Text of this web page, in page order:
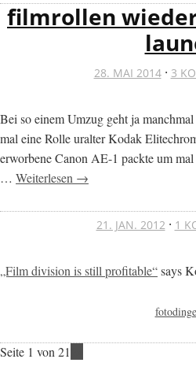
filmrollen
28. MAI 2014· 3
Bei so einem Umzug geht ja
mal eine Rolle uralter Kodak
erworbene Canon AE-1 packte um
… Weiterlesen →
21. JAN. 2012 · 1
„Film division is still profitable“says
fotodinge
Seite 1 von 21